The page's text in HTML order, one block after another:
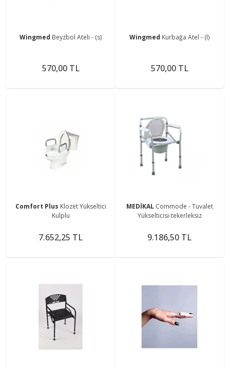
Wingmed Beyzbol Ateli - (s)
570,00 TL
Wingmed Kurbağa Atel - (l)
570,00 TL
Comfort Plus Klozet Yükseltici
Kulplu
7.652,25 TL
MEDİKAL Commode - Tuvalet
Yükselticisi-tekerleksiz
9.186,50 TL